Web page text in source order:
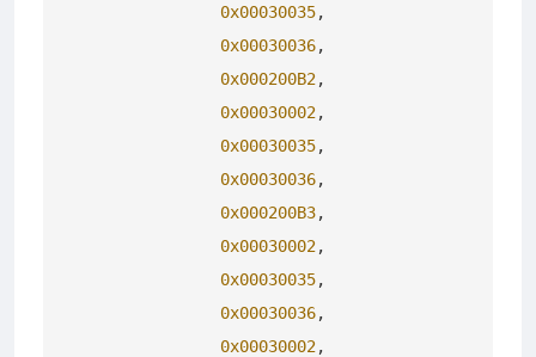
0x00030035,
0x00030036,
0x000200B2,
0x00030002,
0x00030035,
0x00030036,
0x000200B3,
0x00030002,
0x00030035,
0x00030036,
0x00030002,